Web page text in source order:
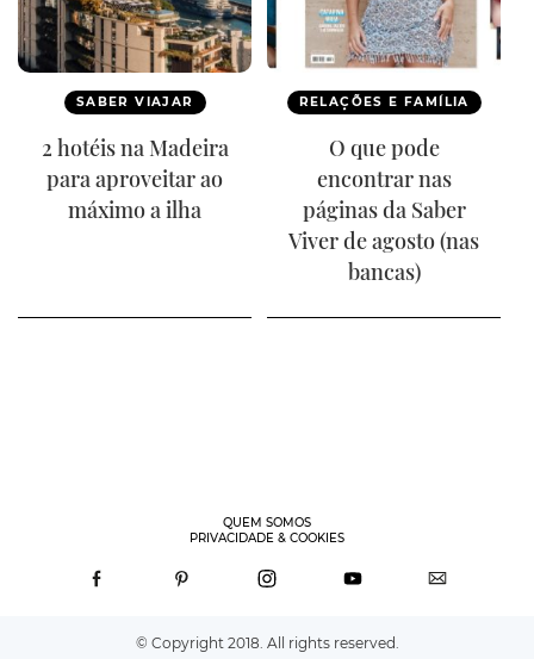
SABER VIAJAR
2 hotéis na Madeira
para aproveitar ao
máximo a ilha
RELAÇÕES E FAMÍLIA
O que pode
encontrar nas
páginas da Saber
Viver de agosto (nas
bancas)
QUEM SOMOS
PRIVACIDADE & COOKIES
© Copyright 2018. All rights reserved.